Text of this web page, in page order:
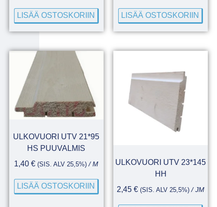
LISÄÄ OSTOSKORIIN LISÄÄ OSTOSKORIIN
ULKOVUORI UTV 21*95
HS PUUVALMIS
1,40€ (SIS. ALV 25,5%) / M
LISÄÄ OSTOSKORIIN
ULKOVUORI UTV 23*145
HH
2,45€ (SIS. ALV 25,5%) / JM